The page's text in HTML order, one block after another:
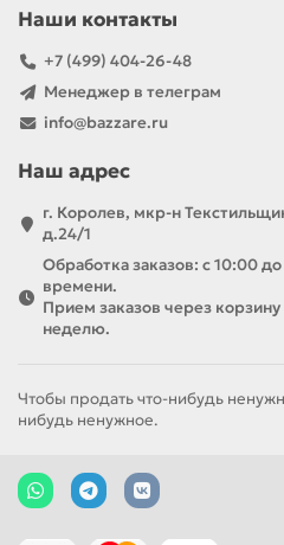
Наши контакты
+7 (499) 404-26-48
Менеджер в телеграм
info@bazzare.ru
Наш адрес
г. Королев, мкр-н
д.24/1
Обработка заказов: с 10:00
времени.
Прием заказов через корзину
неделю.
Чтобы продать что-нибудь
нибудь ненужное.